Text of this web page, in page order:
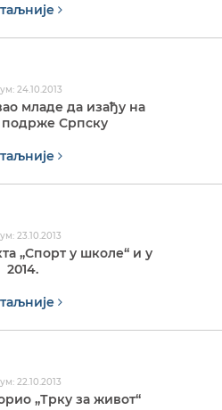
24.10.2013
младе да изађу на
подрже Српску
23.10.2013
„Спорт у школе“ и у
2014.
22.10.2013
„Трку за живот“